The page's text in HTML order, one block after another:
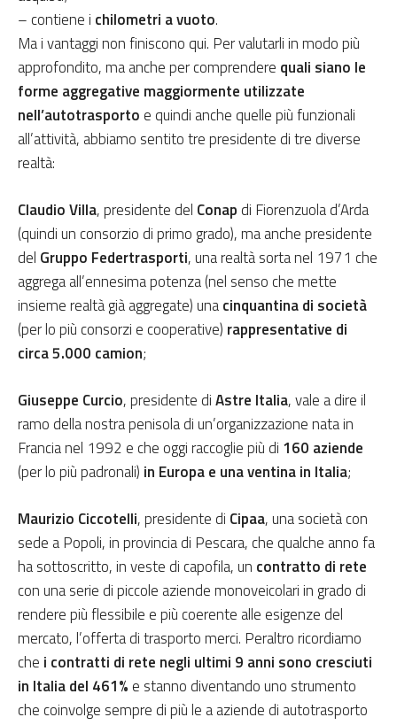
– contiene i chilometri a vuoto.
Ma i vantaggi non finiscono qui. Per valutarli in modo più
approfondito, ma anche per comprendere quali siano le
forme aggregative maggiormente utilizzate
nell’autotrasporto e quindi anche quelle più funzionali
all’attività, abbiamo sentito tre presidente di tre diverse
realtà:
Claudio Villa, presidente del Conap di Fiorenzuola d’Arda
(quindi un consorzio di primo grado), ma anche presidente
del Gruppo Federtrasporti, una realtà sorta nel 1971 che
aggrega all’ennesima potenza (nel senso che mette
insieme realtà già aggregate) unacinquantina di società
(per lo più consorzi e cooperative) rappresentative di
circa 5.000 camion;
Giuseppe Curcio, presidente diAstre Italia, vale a dire il
ramo della nostra penisola di un’organizzazione nata in
Francia nel 1992 e che oggi raccoglie più di 160 aziende
(per lo più padronali) in Europa e una ventina in Italia;
Maurizio Ciccotelli, presidente di Cipaa, una società con
sede a Popoli, in provincia di Pescara, che qualche anno fa
ha sottoscritto, in veste di capofila, un contratto di rete
con una serie di piccole aziende monoveicolari in grado di
rendere più flessibile e più coerente alle esigenze del
mercato, l’offerta di trasporto merci. Peraltro ricordiamo
che i contratti di rete negli ultimi 9 anni sono cresciuti
in Italia del 461% e stanno diventando uno strumento
che coinvolge sempre di più le a aziende di autotrasporto